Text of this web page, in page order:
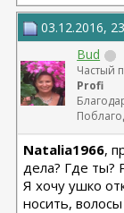
03.12.2016,
Bud
Частый
Profi
Natalia1966,
дела? Где ты?
Я хочу ушко
носить,